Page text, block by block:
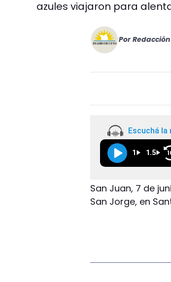
azules viajaron para
Por
Escuchá
1 1.5
San Juan, 7 de
San Jorge, en